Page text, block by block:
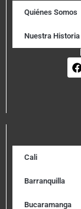
Quiénes Somos
Nuestra Historia
Cali
Barranquilla
Bucaramanga